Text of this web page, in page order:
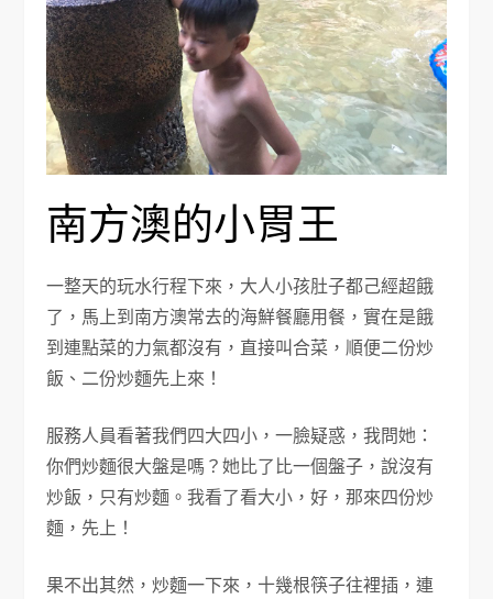
南方澳的小胃王
一整天的玩水行程下來，大人小孩肚子都己經超餓
了，馬上到南方澳常去的海鮮餐廳用餐，實在是餓
到連點菜的力氣都沒有，直接叫合菜，順便二份炒
飯、二份炒麵先上來！
服務人員看著我們四大四小，一臉疑惑，我問她：
你們炒麵很大盤是嗎？她比了比一個盤子，說沒有
炒飯，只有炒麵。我看了看大小，好，那來四份炒
麵，先上！
果不出其然，炒麵一下來，十幾根筷子往裡插，連